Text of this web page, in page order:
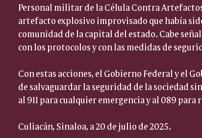
Personal militar de la Célula Contra
artefacto explosivo improvisado que había
comunidad de la capital del estado. Cabe
con los protocolos y con las medidas de
Con estas acciones, el Gobierno Federal y el
de salvaguardar la seguridad de la sociedad
al 911 para cualquier emergencia y al 089
Culiacán, Sinaloa, a 20 de julio de 2025.